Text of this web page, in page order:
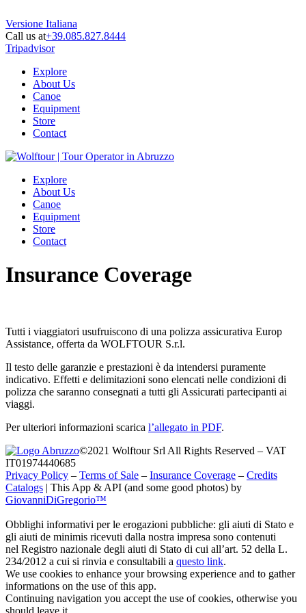
Versione Italiana
Call us at+39.085.827.8444
Tripadvisor
Explore
About Us
Canoe
Equipment
Store
Contact
Explore
About Us
Canoe
Equipment
Store
Contact
Insurance Coverage
Tutti i viaggiatori usufruiscono di una polizza assicurativa Europ
Assistance, offerta da WOLFTOUR S.r.l.
Il testo delle garanzie e prestazioni è da intendersi puramente
indicativo. Effetti e delimitazioni sono elencati nelle condizioni di
polizza che saranno consegnati a tutti gli Assicurati partecipanti ai
viaggi.
Per ulteriori informazioni scarica l’allegato in PDF.
©2021 Wolftour Srl All Rights Reserved – VAT
IT01974440685
Privacy Policy – Terms of Sale – Insurance Coverage – Credits
Catalogs | This App & API (and some good photos) by
GiovanniDiGregorio™
Obblighi informativi per le erogazioni pubbliche: gli aiuti di Stato e
gli aiuti de minimis ricevuti dalla nostra impresa sono contenuti
nel Registro nazionale degli aiuti di Stato di cui all’art. 52 della L.
234/2012 a cui si rinvia e consultabili a questo link.
We use cookies to enhance your browsing experience and to gather
informations on the use of this app.
Continuing navigation you accept the use of cookies, otherwise you
should leave it.